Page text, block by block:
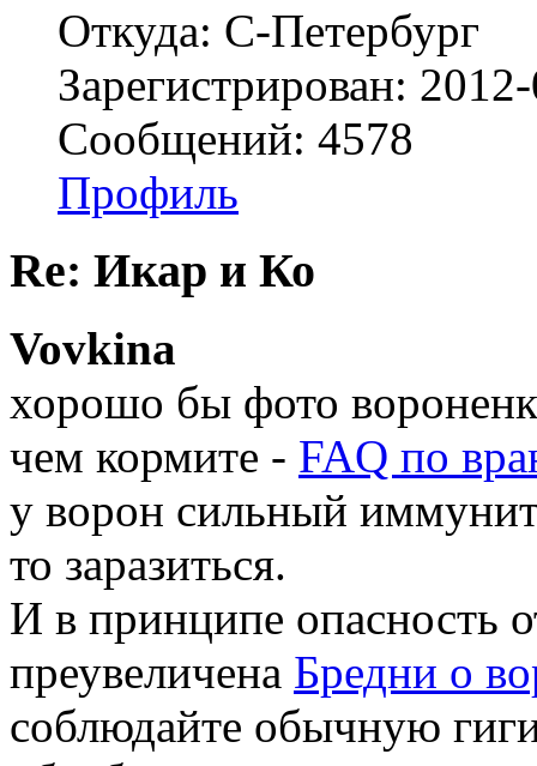
Откуда: С-Петербург
Зарегистрирован:
Сообщений: 4578
Профиль
Re: Икар и Ко
Vovkina
хорошо бы фото
чем кормите - FAQ по
у ворон сильный
то заразиться.
И в принципе опасность
преувеличена Бредни о
соблюдайте обычную